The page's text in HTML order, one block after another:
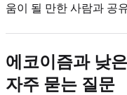
움이 될 만한 사람과 공
에코이즘과 낮
자주 묻는 질문